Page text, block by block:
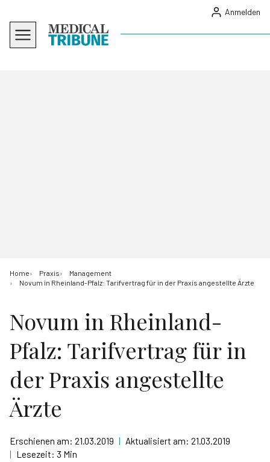
Anmelden
Home Praxis
Management
Novum in Rheinland-Pfalz: Tarifvertrag für in der Praxis angestellte Ärzte
Novum in Rheinland-
Pfalz: Tarifvertrag für in
der Praxis angestellte
Ärzte
Erschienen am: 21.03.2019 | Aktualisiert am: 21.03.2019
| Lesezeit: 3 Min